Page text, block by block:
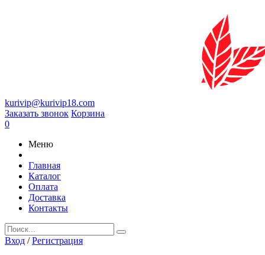
kurivip@kurivip18.com
Заказать звонок Корзина
0
Меню
Главная
Каталог
Оплата
Доставка
Контакты
Вход /Регистрация